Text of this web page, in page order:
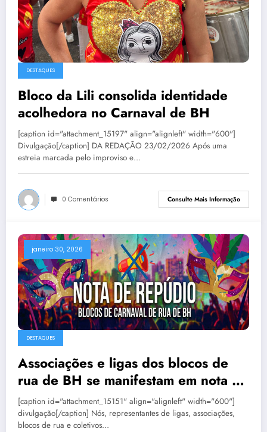
DESTAQUES
Bloco da Lili consolida identidade
acolhedora no Carnaval de BH
[caption id="attachment_15197" align="alignleft" width="600"]
Divulgação[/caption] DA REDAÇÃO 23/02/2026 Após uma
estreia marcada pelo improviso e…
0 Comentários Consulte Mais Informação
janeiro 30, 2026
DESTAQUES
Associações e ligas dos blocos de
rua de BH se manifestam em nota de
repúdio
[caption id="attachment_15151" align="alignleft" width="600"]
divulgação[/caption] Nós, representantes de ligas, associações,
blocos de rua e coletivos…